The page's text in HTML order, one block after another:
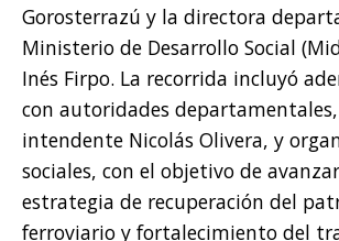
Gorosterrazú y la directora
Ministerio de Desarrollo Social
Inés Firpo. La recorrida incluyó
con autoridades
intendente Nicolás Olivera, y
sociales, con el objetivo de
estrategia de recuperación del
ferroviario y fortalecimiento del